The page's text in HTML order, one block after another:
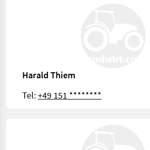
Harald Thiem
Tel:+49 151 ********